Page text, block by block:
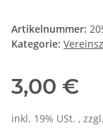
Artikelnummer:
Kategorie:
3,00 €
inkl. 19% USt. , zzgl.